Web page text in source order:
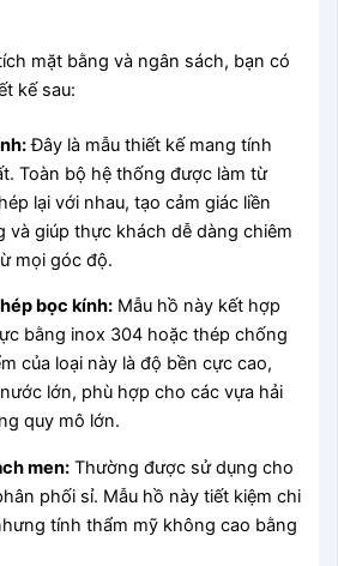
mặt bằng và ngân sách, bạn có
kế sau:
Đây là mẫu thiết kế mang tính
Toàn bộ hệ thống được làm từ
lại với nhau, tạo cảm giác liền
và giúp thực khách dễ dàng chiêm
mọi góc độ.
bọc kính: Mẫu hồ này kết hợp
bằng inox 304 hoặc thép chống
của loại này là độ bền cực cao,
lớn, phù hợp cho các vựa hải
quy mô lớn.
men: Thường được sử dụng cho
phối sỉ. Mẫu hồ này tiết kiệm chi
tính thẩm mỹ không cao bằng